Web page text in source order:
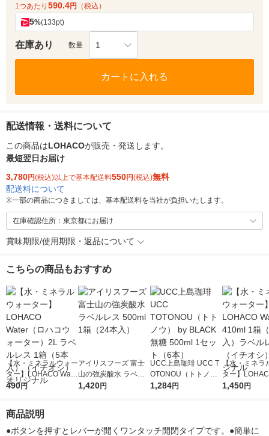
1つあたり 590.4円 （税込）
5%(133pt)
在庫あり 数量 1
カートに入れる
配送情報・送料について
この商品はLOHACOが販売・発送します。
最短翌日お届け
3,780円(税込)以上で基本配送料550円(税込)無料
配送料について
※一部の商品につきましては、基本配送料を当社が負担いたします。
在庫確認住所：東京都にお届け
賞味期限/使用期限・返品について
こちらの商品もおすすめ
【水・ミネラルウォー
ター】LOHACO Wate
r（ロハコウォータ
シ） オリジナル
490円
アイリスフーズ 富士
山の強炭酸水 ラベル
レス 500ml 1箱（24
1,420円
UCC上島珈琲 UCC T
OTONOU（トトノ
ウ） by BLACK無糖 5
1,284円
【水・ミネラ
ター】
r 410ml 1箱（
1,450円
商品説明
●ボタンを押すとレバーが開くワンタッチ開閉タイプです。●簡単に